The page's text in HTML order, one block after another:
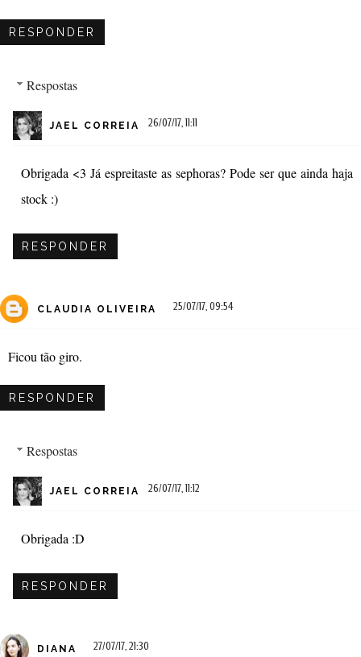
RESPONDER
Respostas
JAEL CORREIA 26/07/17, 11:11
Obrigada <3 Já espreitaste as sephoras? Pode ser que ainda haja
stock :)
RESPONDER
CLAUDIA OLIVEIRA 25/07/17, 09:54
Ficou tão giro.
RESPONDER
Respostas
JAEL CORREIA 26/07/17, 11:12
Obrigada :D
RESPONDER
DIANA 27/07/17, 21:30